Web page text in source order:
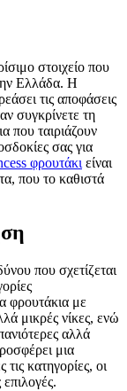
στοιχείο που
Ελλάδα. Η
τις αποφάσεις
συγκρίνετε τη
που ταιριάζουν
σας για
φρουτάκι είναι
που το καθιστά
που σχετίζεται
φρουτάκια με
μικρές νίκες, ενώ
αλλά
μια
κατηγορίες, οι